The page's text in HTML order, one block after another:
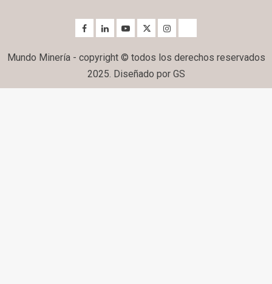
Mundo Minería - copyright © todos los derechos reservados
2025. Diseñado por GS